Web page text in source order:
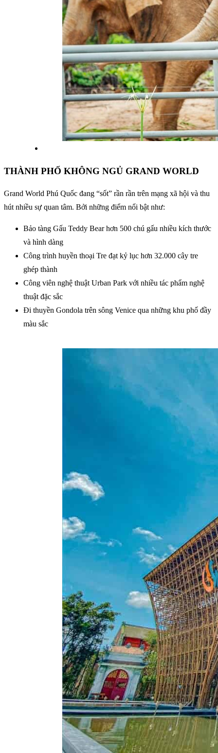
THÀNH PHỐ KHÔNG NGỦ GRAND WORLD
Grand World Phú Quốc đang “sốt” rần rần trên mạng xã hội và thu
hút nhiều sự quan tâm. Bởi những điểm nổi bật như:
Bảo tàng Gấu Teddy Bear hơn 500 chú gấu nhiều kích thước
và hình dàng
Công trình huyền thoại Tre đạt kỷ lục hơn 32.000 cây tre
ghép thành
Công viên nghệ thuật Urban Park với nhiều tác phẩm nghệ
thuật đặc sắc
Đi thuyền Gondola trên sông Venice qua những khu phố đầy
màu sắc